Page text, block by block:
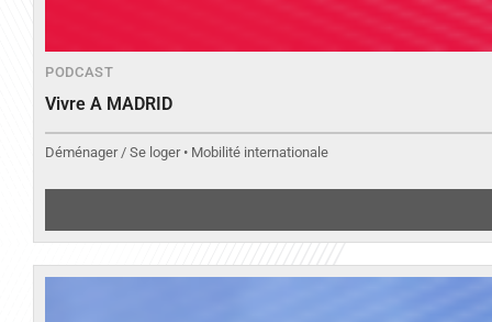
PODCAST
Vivre A MADRID
Déménager / Se loger • Mobilité internationale